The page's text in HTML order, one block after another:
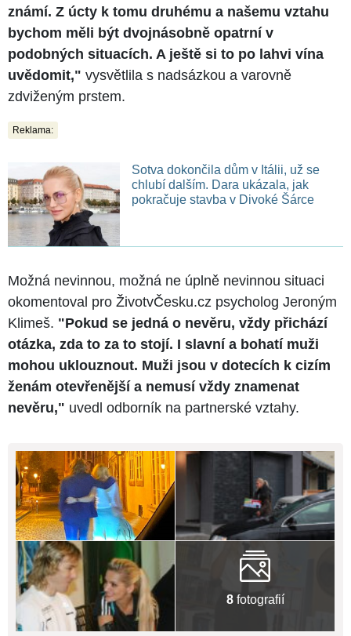
známí. Z úcty k tomu druhému a našemu vztahu
bychom měli být dvojnásobně opatrní v
podobných situacích. A ještě si to po lahvi vína
uvědomit," vysvětlila s nadsázkou a varovně
zdviženým prstem.
Reklama:
Sotva dokončila dům v Itálii, už se
chlubí dalším. Dara ukázala, jak
pokračuje stavba v Divoké Šárce
Možná nevinnou, možná ne úplně nevinnou situaci
okomentoval pro ŽivotvČesku.cz psycholog Jeroným
Klimeš. "Pokud se jedná o nevěru, vždy přichází
otázka, zda to za to stojí. I slavní a bohatí muži
mohou uklouznout. Muži jsou v dotecích k cizím
ženám otevřenější a nemusí vždy znamenat
nevěru," uvedl odborník na partnerské vztahy.
8fotografií